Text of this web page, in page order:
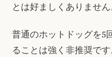
とは好ましくありませ
普通のホットドッグを5
ることは強く非推奨で